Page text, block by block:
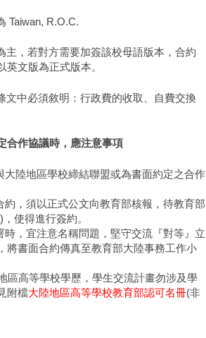
R.O.C.
，若對方需要加簽該校母語版本，合約
文版為正式版本。
中必須敘明：行政費的收取、自費交換
合作協議時，應注意事項
大陸地區學校締結聯盟或為書面約定之合作
約，須以正式公文向教育部核報，待教育部
使得進行簽約。
時，宜注意名稱問題，堅守交流『對等』立
將書面合約傳真至教育部大陸事務工作小
區高等學校學歷，學生交流計畫勿涉及學
附檔大陸地區高等學校教育部認可名冊(非